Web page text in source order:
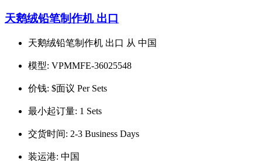
天鹅绒铅笔制作机 出口
天鹅绒铅笔制作机 出口 从 中国
模型: VPMMFE-36025548
价钱: $面议 Per Sets
最小起订量: 1 Sets
交货时间: 2-3 Business Days
装运港: 中国